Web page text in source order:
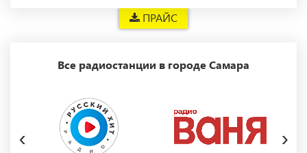
ПРАЙС
Все радиостанции в городе Самара
‹ ›